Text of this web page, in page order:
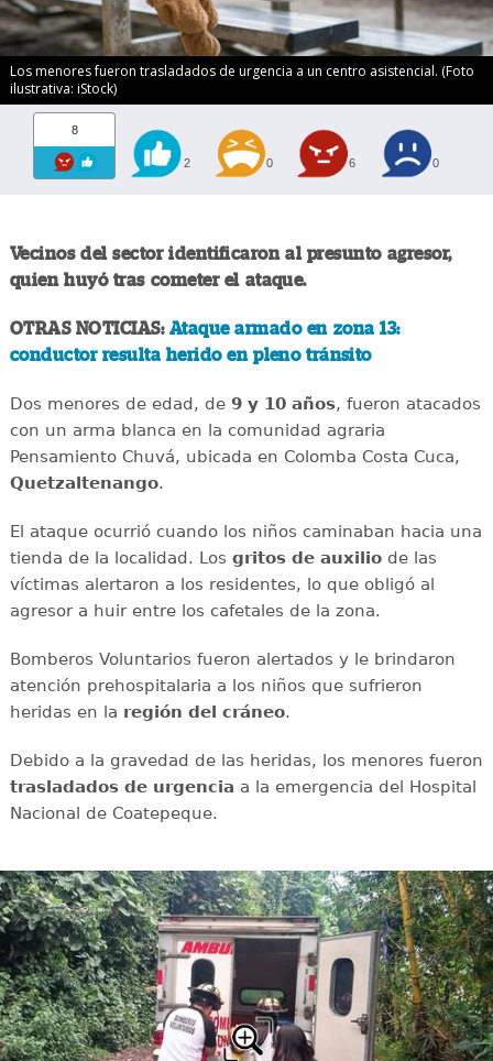
Los menores fueron trasladados de urgencia a un centro asistencial. (Foto
ilustrativa: iStock)
8
2 0 6 0
Vecinos del sector identificaron al presunto agresor,
quien huyó tras cometer el ataque.
OTRAS NOTICIAS:Ataque armado en zona 13:
conductor resulta herido en pleno tránsito
Dos menores de edad, de 9 y 10 años, fueron atacados
con un arma blanca en la comunidad agraria
Pensamiento Chuvá, ubicada en Colomba Costa Cuca,
Quetzaltenango.
El ataque ocurrió cuando los niños caminaban hacia una
tienda de la localidad. Los gritos de auxiliode las
víctimas alertaron a los residentes, lo que obligó al
agresor a huir entre los cafetales de la zona.
Bomberos Voluntarios fueron alertados y le brindaron
atención prehospitalaria a los niños que sufrieron
heridas en la región del cráneo.
Debido a la gravedad de las heridas, los menores fueron
trasladados de urgencia a la emergencia del Hospital
Nacional de Coatepeque.